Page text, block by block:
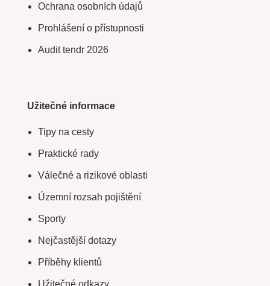
Ochrana osobních údajů
Prohlášení o přístupnosti
Audit tendr 2026
Užitečné informace
Tipy na cesty
Praktické rady
Válečné a rizikové oblasti
Územní rozsah pojištění
Sporty
Nejčastější dotazy
Příběhy klientů
Užitečné odkazy